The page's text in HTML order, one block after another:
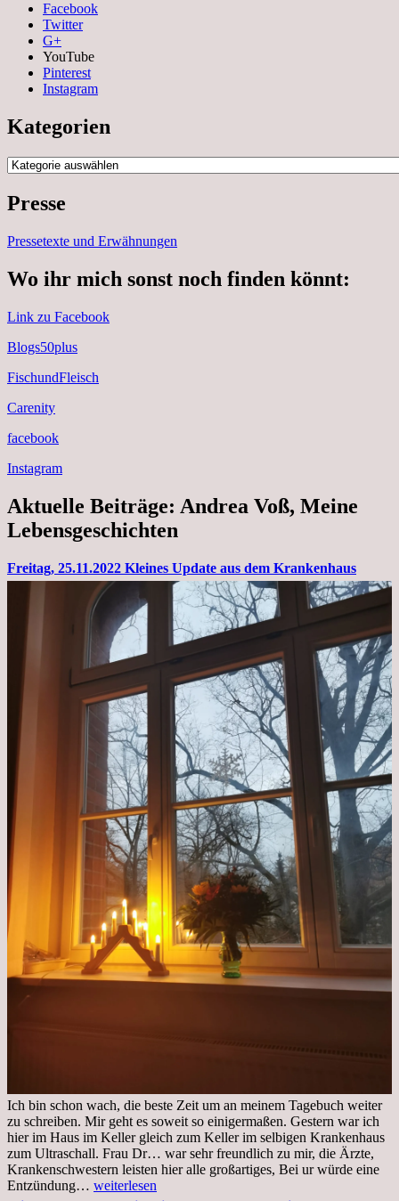
Facebook
Twitter
G+
YouTube
Pinterest
Instagram
Kategorien
Kategorien
Presse
Pressetexte und Erwähnungen
Wo ihr mich sonst noch finden könnt:
Link zu Facebook
Blogs50plus
FischundFleisch
Carenity
facebook
Instagram
Aktuelle Beiträge: Andrea Voß, Meine
Lebensgeschichten
Freitag, 25.11.2022 Kleines Update aus dem Krankenhaus
Ich bin schon wach, die beste Zeit um an meinem Tagebuch weiter
zu schreiben. Mir geht es soweit so einigermaßen. Gestern war ich
hier im Haus im Keller gleich zum Keller im selbigen Krankenhaus
zum Ultraschall. Frau Dr… war sehr freundlich zu mir, die Ärzte,
Krankenschwestern leisten hier alle großartiges, Bei ur würde eine
Entzündung… Freitag,
weiterlesen